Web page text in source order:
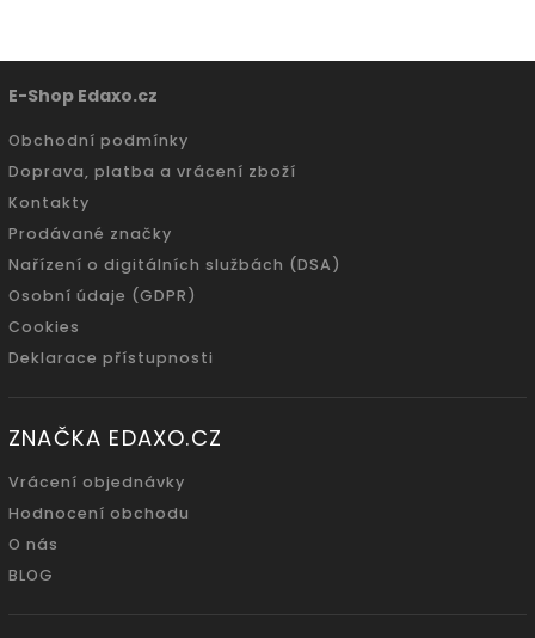
E-Shop Edaxo.cz
Obchodní podmínky
Doprava, platba a vrácení zboží
Kontakty
Prodávané značky
Nařízení o digitálních službách (DSA)
Osobní údaje (GDPR)
Cookies
Deklarace přístupnosti
ZNAČKA EDAXO.CZ
Vrácení objednávky
Hodnocení obchodu
O nás
BLOG